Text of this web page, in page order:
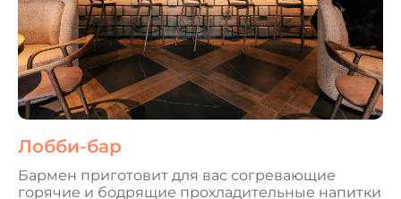
Лобби-бар
Бармен приготовит для вас согревающие
горячие и бодрящие прохладительные напитки